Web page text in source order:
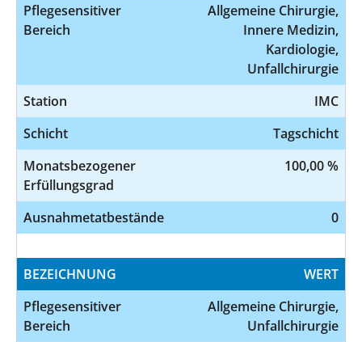
Pflegesensitiver
Bereich
Allgemeine Chirurgie,
Innere Medizin,
Kardiologie,
Unfallchirurgie
Station
IMC
Schicht
Tagschicht
Monatsbezogener
Erfüllungsgrad
100,00 %
Ausnahmetatbestände 0
BEZEICHNUNG
WERT
Pflegesensitiver
Bereich
Allgemeine Chirurgie,
Unfallchirurgie